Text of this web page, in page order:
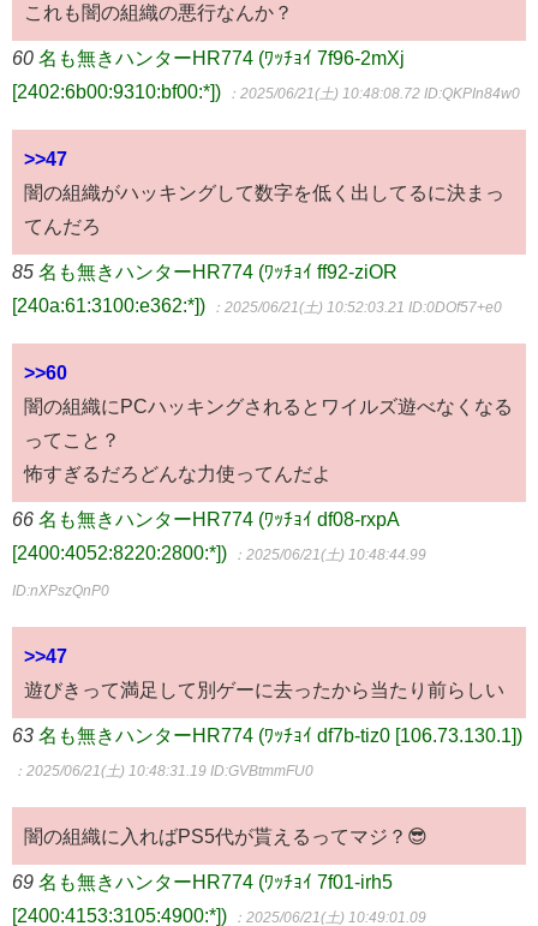
これも闇の組織の悪行なんか？
60 名も無きハンターHR774 (ﾜｯﾁｮｲ 7f96-2mXj
[2402:6b00:9310:bf00:*])
：2025/06/21(土) 10:48:08.72 ID:QKPIn84w0
>>47
闇の組織がハッキングして数字を低く出してるに決まっ
てんだろ
85 名も無きハンターHR774 (ﾜｯﾁｮｲ ff92-ziOR
[240a:61:3100:e362:*])
：2025/06/21(土) 10:52:03.21 ID:0DOf57+e0
>>60
闇の組織にPCハッキングされるとワイルズ遊べなくなる
ってこと？
怖すぎるだろどんな力使ってんだよ
66 名も無きハンターHR774 (ﾜｯﾁｮｲ df08-rxpA
[2400:4052:8220:2800:*])
：2025/06/21(土) 10:48:44.99
ID:nXPszQnP0
>>47
遊びきって満足して別ゲーに去ったから当たり前らしい
63 名も無きハンターHR774 (ﾜｯﾁｮｲ df7b-tiz0 [106.73.130.1])
：2025/06/21(土) 10:48:31.19 ID:GVBtmmFU0
闇の組織に入ればPS5代が貰えるってマジ？😎
69 名も無きハンターHR774 (ﾜｯﾁｮｲ 7f01-irh5
[2400:4153:3105:4900:*])
：2025/06/21(土) 10:49:01.09